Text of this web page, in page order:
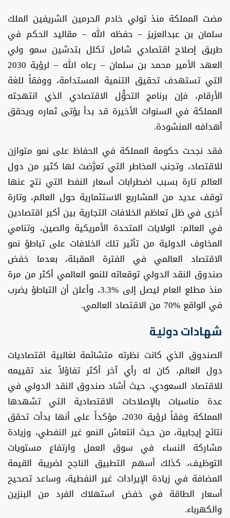
مضت المملكة منذ تولي خادم الحرمين الشريفين الملك
سلمان بن عبدالعزيز – حفظه الله – مقاليد الحكم في
طريق إصلاح اقتصادي شامل تكلل بتدشين سمو ولي
العهد الأمير محمد بن سلمان – رعاه الله – لرؤية 2030
التي تستهدف تحقيق التنمية المستدامة، ووفقاً للغة
الأرقام، فإن برنامج التحوُّل الاقتصادي الذي انتهجته
المملكة في السنوات الأخيرة قد بدأ يؤتى ثماره ويحقق
أهدافه المنشودة.
فقد نجحت حكومة المملكة في الحفاظ على نمو متوازن
للاقتصاد، وتجنب المخاطر التي تعرَّضت لها كثير من دول
العالم تارة بسبب اضطرابات أسعار النفط التي نتج عنها
توقف عديد من المشاريع الاستثمارية حول العالم، وتارة
أخرى في ظل تعاظم الخلافات التجارية بين أكبر اقتصادين
في العالم: الولايات المتحدة الأمريكية والصين، وتنامي
المخاوف الدولية من تأثير تلك الخلافات على تباطؤ نمو
الاقتصاد العالمي في الفترة المقبلة، بعدما خفض
صندوق النقد الدولي توقعاته للنمو العالمي أكثر من مرة
منذ مطلع العام ليصل إلى %3.3، وأعلن أن التباطؤ يضرب
في الواقع %70 من الاقتصاد العالمي.
شهادات دولية
الصندوق الذي كانت نظرته متشائمة لغالبية اقتصاديات
دول العالم، كان له رأي آخر أكثر تفاؤلاً عند تقييمه
للاقتصاد السعودي، حيث أشاد صندوق النقد الدولي في
عدة مناسبات بالإصلاحات الاقتصادية التي تشهدها
المملكة وفقاً لرؤية 2030، مؤكداً على أنها بدأت تحقق
نتائج إيجابية، من حيث انتعاش النمو غير النفطي، وزيادة
مشاركة النساء في سوق العمل وارتفاع مستويات
التوظيف، كذلك أسهم التطبيق الناجح لضريبة القيمة
المضافة في زيادة الإيرادات غير النفطية، وساعد تصحيح
أسعار الطاقة في خفض استهلاك الفرد من البنزين
والكهرباء.